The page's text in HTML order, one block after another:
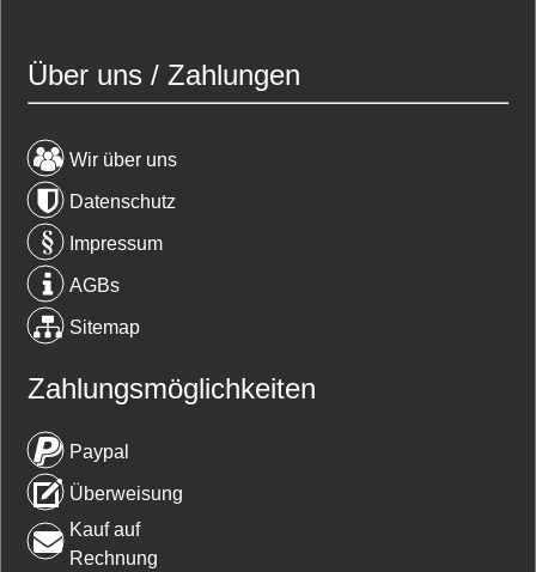
Über uns / Zahlungen
Wir über uns
Datenschutz
Impressum
AGBs
Sitemap
Zahlungsmöglichkeiten
Paypal
Überweisung
Kauf auf
Rechnung